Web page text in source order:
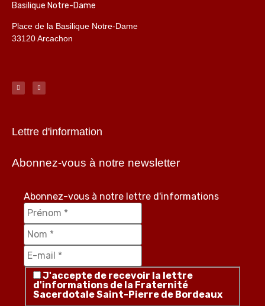
Basilique Notre-Dame
Place de la Basilique Notre-Dame
33120 Arcachon
Lettre d'information
Abonnez-vous à notre newsletter
Abonnez-vous à notre lettre d'informations
J'accepte de recevoir la lettre
d'informations de la Fraternité
Sacerdotale Saint-Pierre de Bordeaux